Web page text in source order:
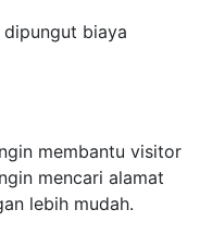
dipungut biaya
membantu visitor
mencari alamat
lebih mudah.